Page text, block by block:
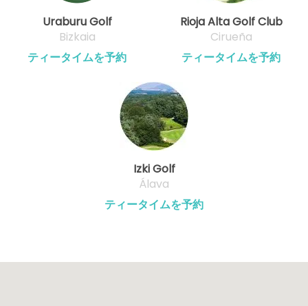
Uraburu Golf
Bizkaia
ティータイムを予約
Rioja Alta Golf Club
Cirueña
ティータイムを予約
Izki Golf
Álava
ティータイムを予約